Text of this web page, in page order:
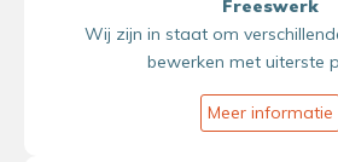
Freeswerk
Wij zijn in staat om
bewerken met uiterste
Meer informatie